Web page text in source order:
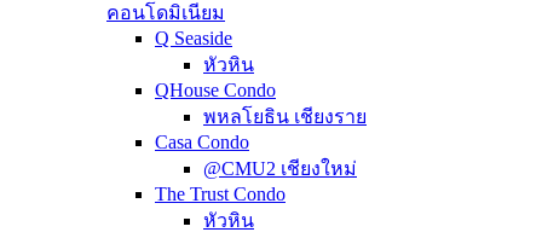
คอนโดมิเนียม
Q Seaside
หัวหิน
QHouse Condo
พหลโยธิน เชียงราย
Casa Condo
@CMU2 เชียงใหม่
The Trust Condo
หัวหิน